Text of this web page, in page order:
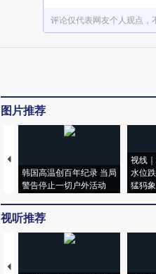
评论仅代表网友个人观点，
图片推荐
韩国高温创百年纪录 当局
警告停止一切户外活动
视线
水位
猛犸
视听推荐